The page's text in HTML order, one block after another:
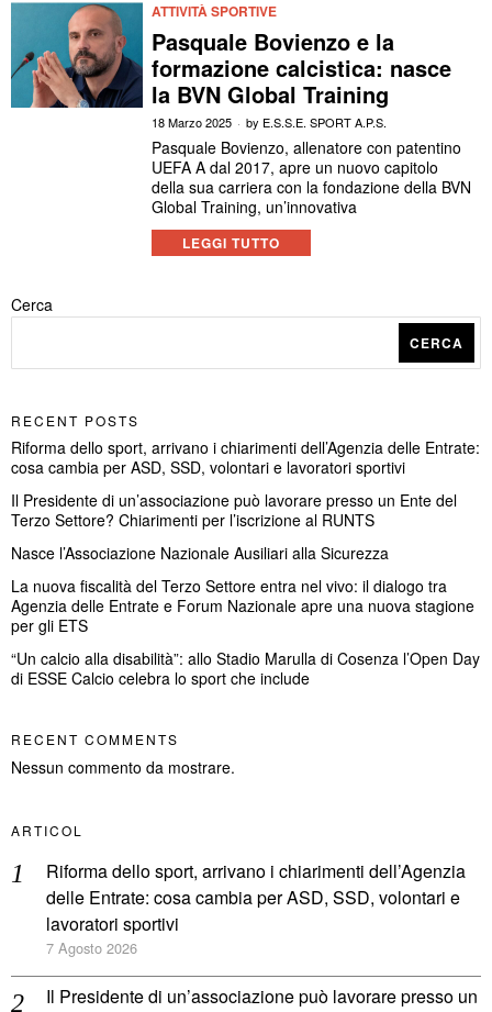
ATTIVITÀ SPORTIVE
Pasquale Bovienzo e la
formazione calcistica: nasce
la BVN Global Training
18 Marzo 2025 by E.S.S.E. SPORT A.P.S.
Pasquale Bovienzo, allenatore con patentino
UEFA A dal 2017, apre un nuovo capitolo
della sua carriera con la fondazione della BVN
Global Training, un’innovativa
LEGGI TUTTO
Cerca
CERCA
RECENT POSTS
Riforma dello sport, arrivano i chiarimenti dell’Agenzia delle Entrate:
cosa cambia per ASD, SSD, volontari e lavoratori sportivi
Il Presidente di un’associazione può lavorare presso un Ente del
Terzo Settore? Chiarimenti per l’iscrizione al RUNTS
Nasce l’Associazione Nazionale Ausiliari alla Sicurezza
La nuova fiscalità del Terzo Settore entra nel vivo: il dialogo tra
Agenzia delle Entrate e Forum Nazionale apre una nuova stagione
per gli ETS
“Un calcio alla disabilità”: allo Stadio Marulla di Cosenza l’Open Day
di ESSE Calcio celebra lo sport che include
RECENT COMMENTS
Nessun commento da mostrare.
ARTICOL
Riforma dello sport, arrivano i chiarimenti dell’Agenzia
delle Entrate: cosa cambia per ASD, SSD, volontari e
lavoratori sportivi
7 Agosto 2026
Il Presidente di un’associazione può lavorare presso un